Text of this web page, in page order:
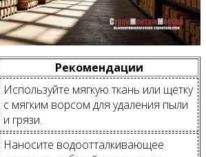
Рекомендации
Используйте мягкую ткань или щетку
с мягким ворсом для удаления пыли
и грязи.
Наносите водоотталкивающее